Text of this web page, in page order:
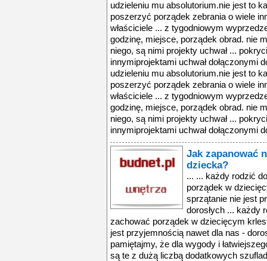
udzieleniu mu absolutorium.nie jest to
poszerzyć porządek zebrania o wiele
właściciele ... z tygodniowym
godzinę, miejsce, porządek obrad. nie
niego, są nimi projekty uchwał ...
innymiprojektami uchwał dołączonymi
udzieleniu mu absolutorium.nie jest to
poszerzyć porządek zebrania o wiele
właściciele ... z tygodniowym
godzinę, miejsce, porządek obrad. nie
niego, są nimi projekty uchwał ...
innymiprojektami uchwał dołączonymi
Jak zapanować
dziecka?
... ... każdy rodzić
porządek w
sprzątanie nie jest
dorosłych ... każdy
zachować porządek w dziecięcym
jest przyjemnością nawet dla nas -
pamiętajmy, że dla wygody i
są te z dużą liczbą dodatkowych